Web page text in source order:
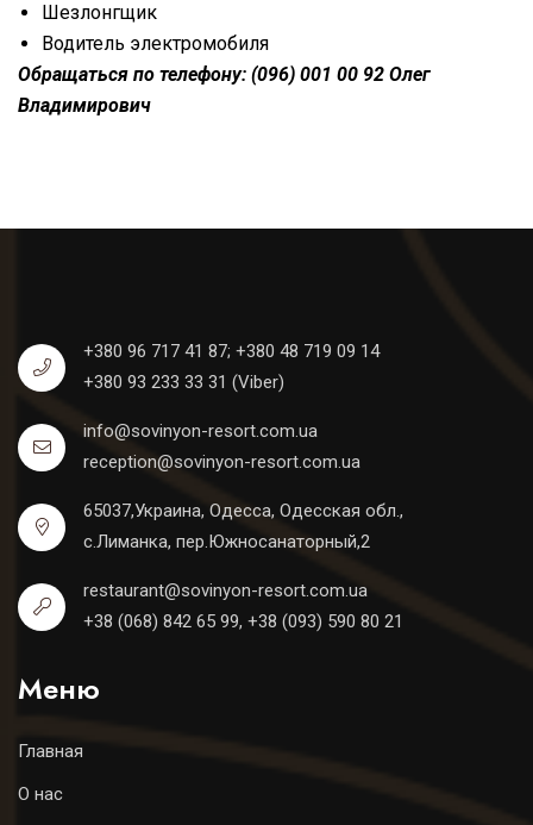
Шезлонгщик
Водитель электромобиля
Обращаться по телефону: (096) 001 00 92 Олег
Владимирович
+380 96 717 41 87; +380 48 719 09 14
+380 93 233 33 31 (Viber)
info@sovinyon-resort.com.ua
reception@sovinyon-resort.com.ua
65037,Украина, Одесса, Одесская обл.,
с.Лиманка, пер.Южносанаторный,2
restaurant@sovinyon-resort.com.ua
+38 (068) 842 65 99, +38 (093) 590 80 21
Меню
Главная
О нас